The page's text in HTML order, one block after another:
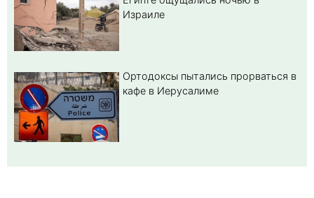
Израиле
Ортодоксы пытались прорваться в
кафе в Иерусалиме